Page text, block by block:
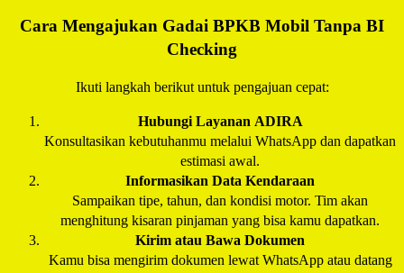
Cara Mengajukan Gadai BPKB Mobil Tanpa BI
Checking
Ikuti langkah berikut untuk pengajuan cepat:
Hubungi Layanan ADIRA
Konsultasikan kebutuhanmu melalui WhatsApp dan dapatkan
estimasi awal.
Informasikan Data Kendaraan
Sampaikan tipe, tahun, dan kondisi motor. Tim akan
menghitung kisaran pinjaman yang bisa kamu dapatkan.
Kirim atau Bawa Dokumen
Kamu bisa mengirim dokumen lewat WhatsApp atau datang